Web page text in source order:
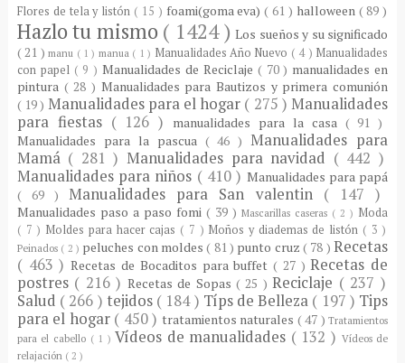
Flores de tela y listón ( 15 ) foami(goma eva)( 61 ) halloween ( 89 )
Hazlo tu mismo ( 1424 )Los sueños y su significado
( 21 )manu ( 1 ) manua ( 1 ) Manualidades Año Nuevo ( 4 ) Manualidades
con papel ( 9 )Manualidades de Reciclaje ( 70 ) manualidades en
pintura ( 28 ) Manualidades para Bautizos y primera comunión
( 19 ) Manualidades para el hogar ( 275 )Manualidades
para fiestas ( 126 ) manualidades para la casa ( 91 )
Manualidades para la pascua ( 46 ) Manualidades para
Mamá ( 281 ) Manualidades para navidad ( 442 )
Manualidades para niños ( 410 ) Manualidades para papá
( 69 ) Manualidades para San valentin ( 147 )
Manualidades paso a paso fomi ( 39 )Mascarillas caseras ( 2 ) Moda
( 7 ) Moldes para hacer cajas ( 7 ) Moños y diademas de listón ( 3 )
Peinados ( 2 ) peluches con moldes( 81 ) punto cruz( 78 )Recetas
( 463 )Recetas de Bocaditos para buffet( 27 )Recetas de
postres ( 216 ) Recetas de Sopas( 25 )Reciclaje ( 237 )
Salud ( 266 ) tejidos ( 184 ) Típs de Belleza ( 197 ) Tips
para el hogar ( 450 ) tratamientos naturales ( 47 )Tratamientos
para el cabello ( 1 ) Vídeos de manualidades ( 132 ) Vídeos de
relajación ( 2 )